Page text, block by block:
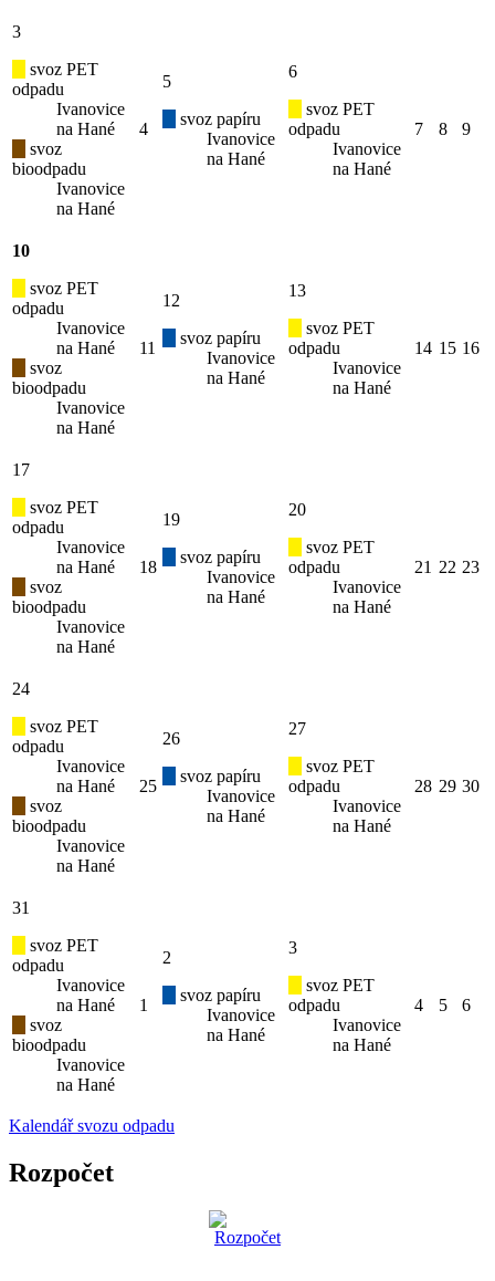
3
svoz PET
odpadu
Ivanovice
na Hané
svoz
bioodpadu
Ivanovice
na Hané
4
5
svoz papíru
Ivanovice
na Hané
6
svoz PET
odpadu
Ivanovice
na Hané
7 8 9
10
svoz PET
odpadu
Ivanovice
na Hané
svoz
bioodpadu
Ivanovice
na Hané
11
12
svoz papíru
Ivanovice
na Hané
13
svoz PET
odpadu
Ivanovice
na Hané
14 15 16
17
svoz PET
odpadu
Ivanovice
na Hané
svoz
bioodpadu
Ivanovice
na Hané
18
19
svoz papíru
Ivanovice
na Hané
20
svoz PET
odpadu
Ivanovice
na Hané
21 22 23
24
svoz PET
odpadu
Ivanovice
na Hané
svoz
bioodpadu
Ivanovice
na Hané
25
26
svoz papíru
Ivanovice
na Hané
27
svoz PET
odpadu
Ivanovice
na Hané
28 29 30
31
svoz PET
odpadu
Ivanovice
na Hané
svoz
bioodpadu
Ivanovice
na Hané
1
2
svoz papíru
Ivanovice
na Hané
3
svoz PET
odpadu
Ivanovice
na Hané
4 5 6
Kalendář svozu odpadu
Rozpočet